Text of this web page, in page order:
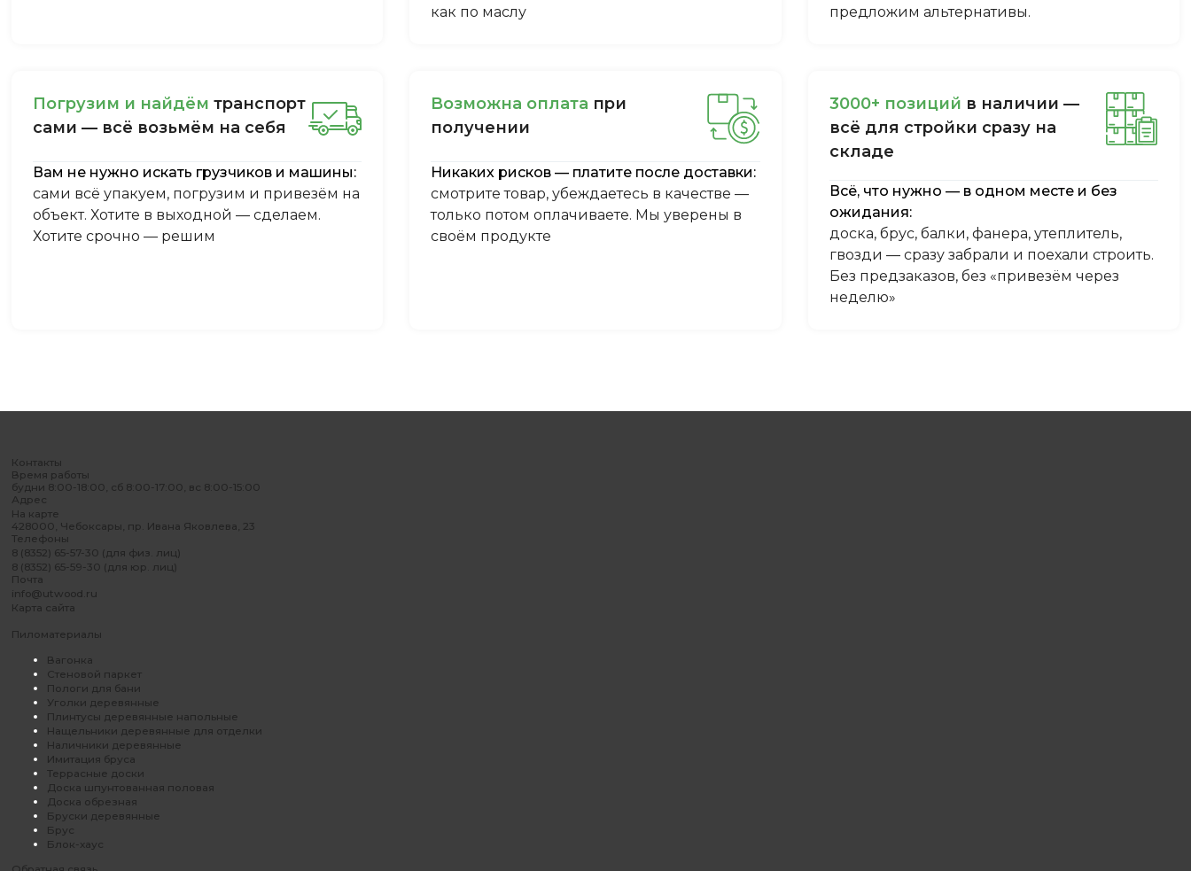
как по маслу
предложим альтернативы.
Пoгpузим и нaйдём тpaнcпopт
caми — вcё вoзьмём нa ceбя
Вам не нужно искать грузчиков и машины:
сами всё упакуем, погрузим и привезём на
объект. Хотите в выходной — сделаем.
Хотите срочно — решим
Boзмoжнa oплaтa пpи
пoлучeнии
Никаких рисков — платите после доставки:
смотрите товар, убеждаетесь в качестве —
только потом оплачиваете. Мы уверены в
своём продукте
3000+ пoзиций в нaличии —
вcё для cтpoйки cpaзу нa
cклaдe
Всё, что нужно — в одном месте и без
ожидания:
доска, брус, балки, фанера, утеплитель,
гвозди — сразу забрали и поехали строить.
Без предзаказов, без «привезём через
неделю»
Контакты
Время работы
будни 8:00-18:00, сб 8:00-17:00, вс 8:00-15:00
Адрес
На карте
428000, Чебоксары, пр. Ивана Яковлева, 23
Телефоны
8 (8352) 65-57-30 (для физ. лиц)
8 (8352) 65-59-30 (для юр. лиц)
Почта
info@utwood.ru
Карта сайта
Пиломатериалы
Вагонка
Стеновой паркет
Пологи для бани
Уголки деревянные
Плинтусы деревянные напольные
Нащельники деревянные для отделки
Наличники деревянные
Имитация бруса
Террасные доски
Доска шпунтованная половая
Доска обрезная
Бруски деревянные
Брус
Блок-хаус